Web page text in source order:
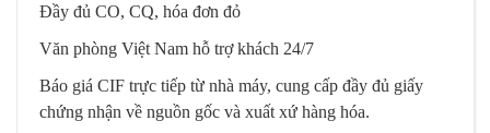
Đầy đủ CO, CQ, hóa đơn đỏ
Văn phòng Việt Nam hỗ trợ khách 24/7
Báo giá CIF trực tiếp từ nhà máy, cung cấp đầy đủ giấy
chứng nhận về nguồn gốc và xuất xứ hàng hóa.